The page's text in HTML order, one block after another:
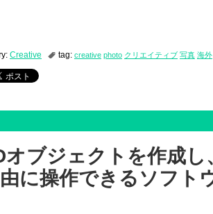
Creative tag: creative photo クリエイティブ 写真 海外
オブジェクトを作成し
に操作できるソフト